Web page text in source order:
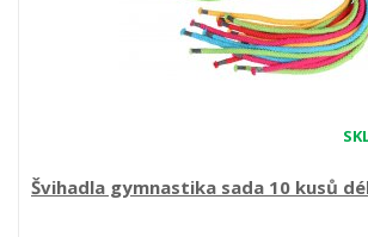
Švihadla gymnastika sada 10 kusů